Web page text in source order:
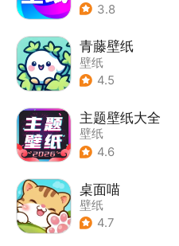
3.8
青藤壁纸
壁纸
4.5
主题壁纸大全
壁纸
4.6
桌面喵
壁纸
4.7